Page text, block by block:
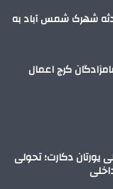
شهرک شمس آباد به
کرج اعمال
یورتان دکارت؛ تحولی